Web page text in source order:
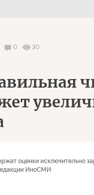
0
30
оценки исключительно
ИноСМИ